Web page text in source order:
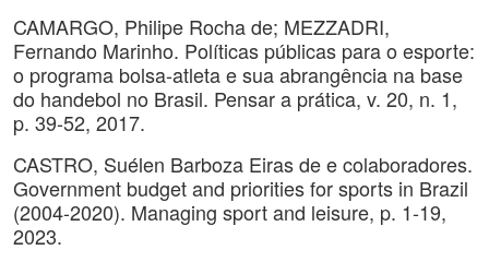
CAMARGO, Philipe Rocha de; MEZZADRI,
Fernando Marinho. Políticas públicas para o esporte:
o programa bolsa-atleta e sua abrangência na base
do handebol no Brasil. Pensar a prática, v. 20, n. 1,
p. 39-52, 2017.
CASTRO, Suélen Barboza Eiras de e colaboradores.
Government budget and priorities for sports in Brazil
(2004-2020). Managing sport and leisure, p. 1-19,
2023.